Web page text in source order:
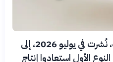
أشارت تجارب سريرية حديثة، نُشرت في يوليو 2026، إلى
الأول استعادوا إنتاج